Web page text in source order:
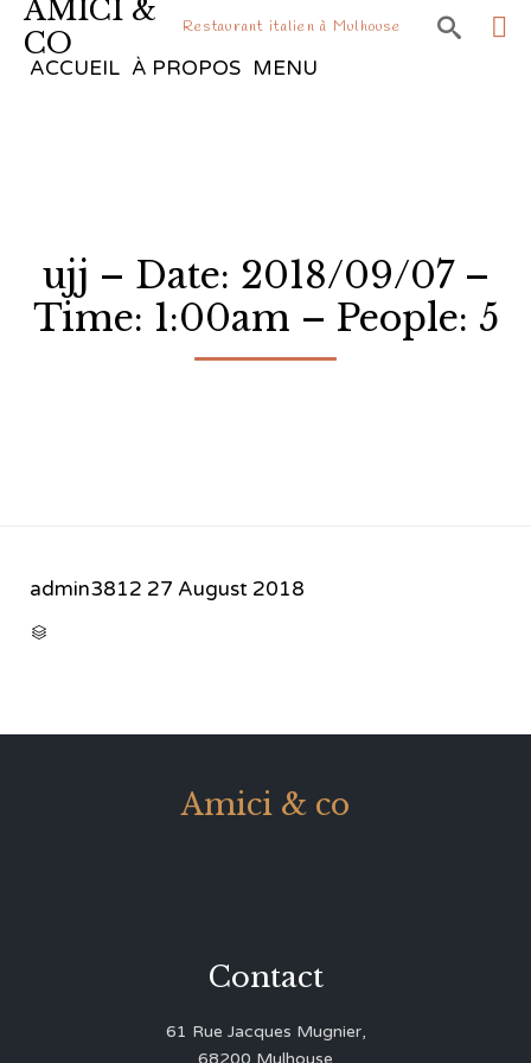
AMICI &
CO
Restaurant italien à Mulhouse 
ACCUEIL À PROPOS MENU
ujj – Date: 2018/09/07 –
Time: 1:00am – People: 5
admin3812 27 August 2018

Amici & co
Contact
61 Rue Jacques Mugnier,